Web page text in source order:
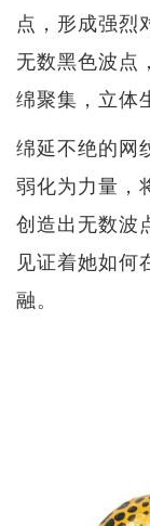
点，形成强烈
无数黑色波点
绵聚集，立体
绵延不绝的网
弱化为力量，
创造出无数波
见证着她如何
融。